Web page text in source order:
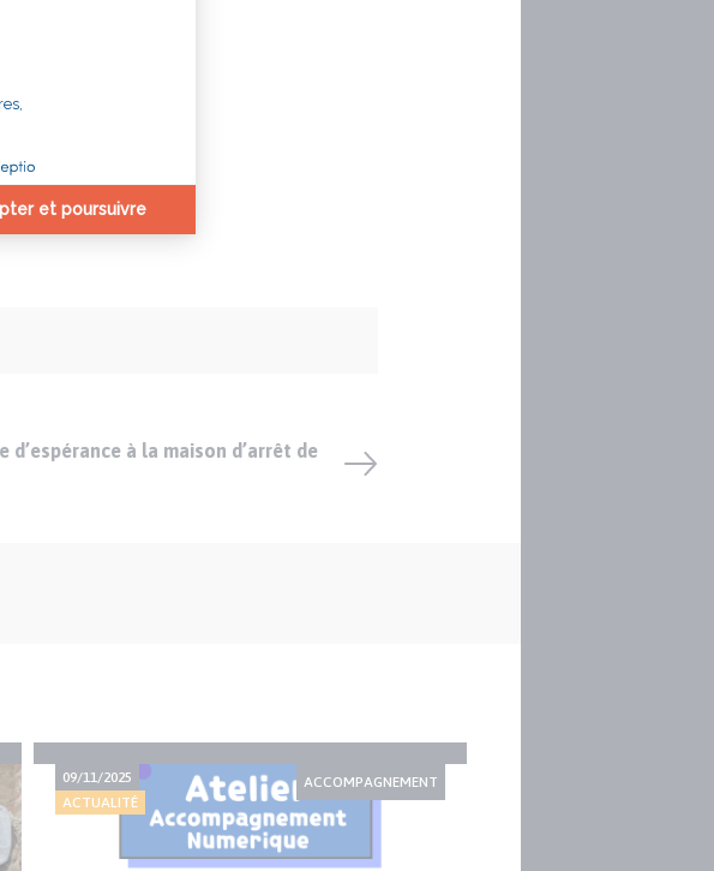
à la maison d’arrêt de
09/11/2025
ACTUALITÉ
ACCOMPAGNEMENT